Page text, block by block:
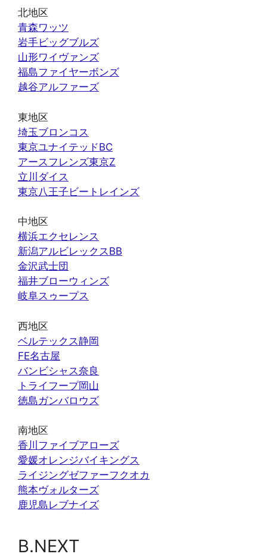
北地区
青森ワッツ
岩手ビッグブルズ
山形ワイヴァンズ
福島ファイヤーボンズ
越谷アルファーズ
東地区
埼玉ブロンコス
東京ユナイテッドBC
アースフレンズ東京Z
立川ダイス
東京八王子ビートレインズ
中地区
横浜エクセレンス
新潟アルビレックスBB
金沢武士団
福井ブローウィンズ
岐阜スゥープス
西地区
ベルテックス静岡
FE名古屋
バンビシャス奈良
トライフープ岡山
徳島ガンバロウズ
南地区
香川ファイブアローズ
愛媛オレンジバイキングス
ライジングゼファーフクオカ
熊本ヴォルターズ
鹿児島レブナイズ
B.NEXT